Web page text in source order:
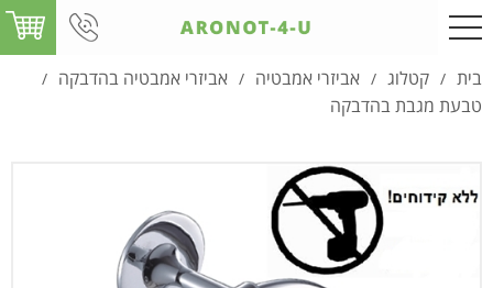
בית / קטלוג / אביזרי אמבטיה / אביזרי אמבטיה בהדבקה /
טבעת מגבת בהדבקה